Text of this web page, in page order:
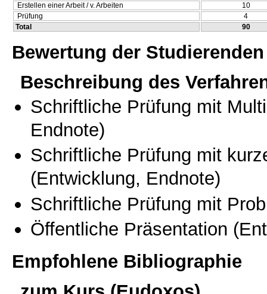
Erstellen einer Arbeit / v. Arbeiten
10
Prüfung
4
Total
90
Bewertung der Studierenden
Beschreibung des
Schriftliche Prüfung mit
Endnote)
Schriftliche Prüfung mit
(Entwicklung, Endnote)
Schriftliche Prüfung mit
Öffentliche Präsentation
Empfohlene Bibliographie